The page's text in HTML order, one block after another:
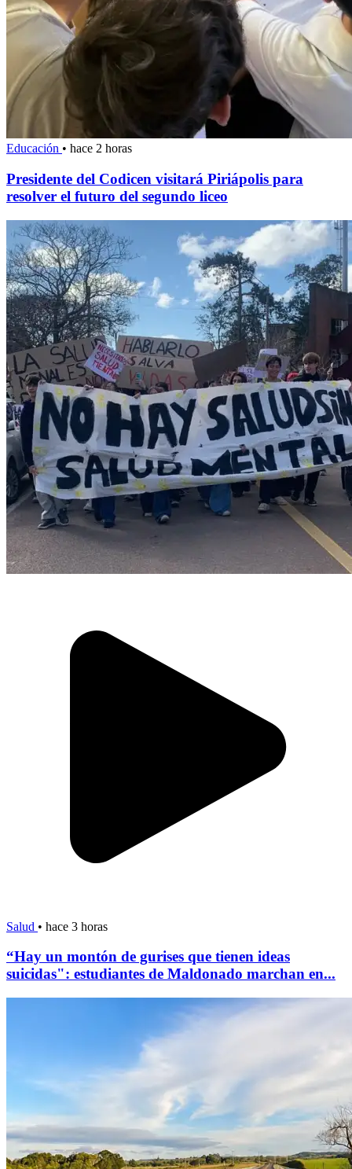
Educación • hace 2 horas
Presidente del Codicen visitará Piriápolis para
resolver el futuro del segundo liceo
Salud • hace 3 horas
“Hay un montón de gurises que tienen ideas
suicidas": estudiantes de Maldonado marchan en...